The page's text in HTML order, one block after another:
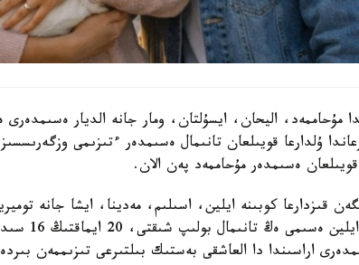
مۇحاممەد، اليحان، ايسۇلتان، ومار جانە الديار
ۇلدارعا قويىلعان تانىمال ەسىمدەر ءتىزىمى
ەسىمدەر مۇحاممەد پەن الان.
قىزدارعا كوبىنە ايلين، اسىلىم، مەدينا، ايشا جانە
ايماقتاردى
اراسىندا دا العاشقى بەستىك بىلتىرعى تىزىممەن